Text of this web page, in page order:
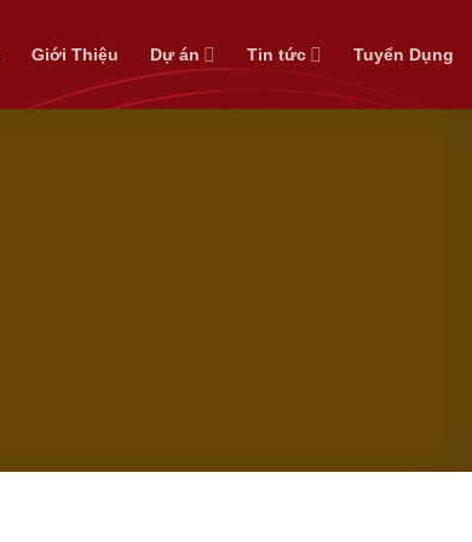
Giới Thiệu Dự án Tin tức Tuyển Dụng